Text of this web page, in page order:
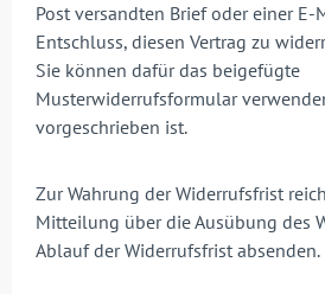
Post versandten Brief oder einer E-
Entschluss, diesen Vertrag zu
Sie können dafür das beigefügte
Musterwiderrufsformular
vorgeschrieben ist.
Zur Wahrung der Widerrufsfrist
Mitteilung über die Ausübung des
Ablauf der Widerrufsfrist absenden.